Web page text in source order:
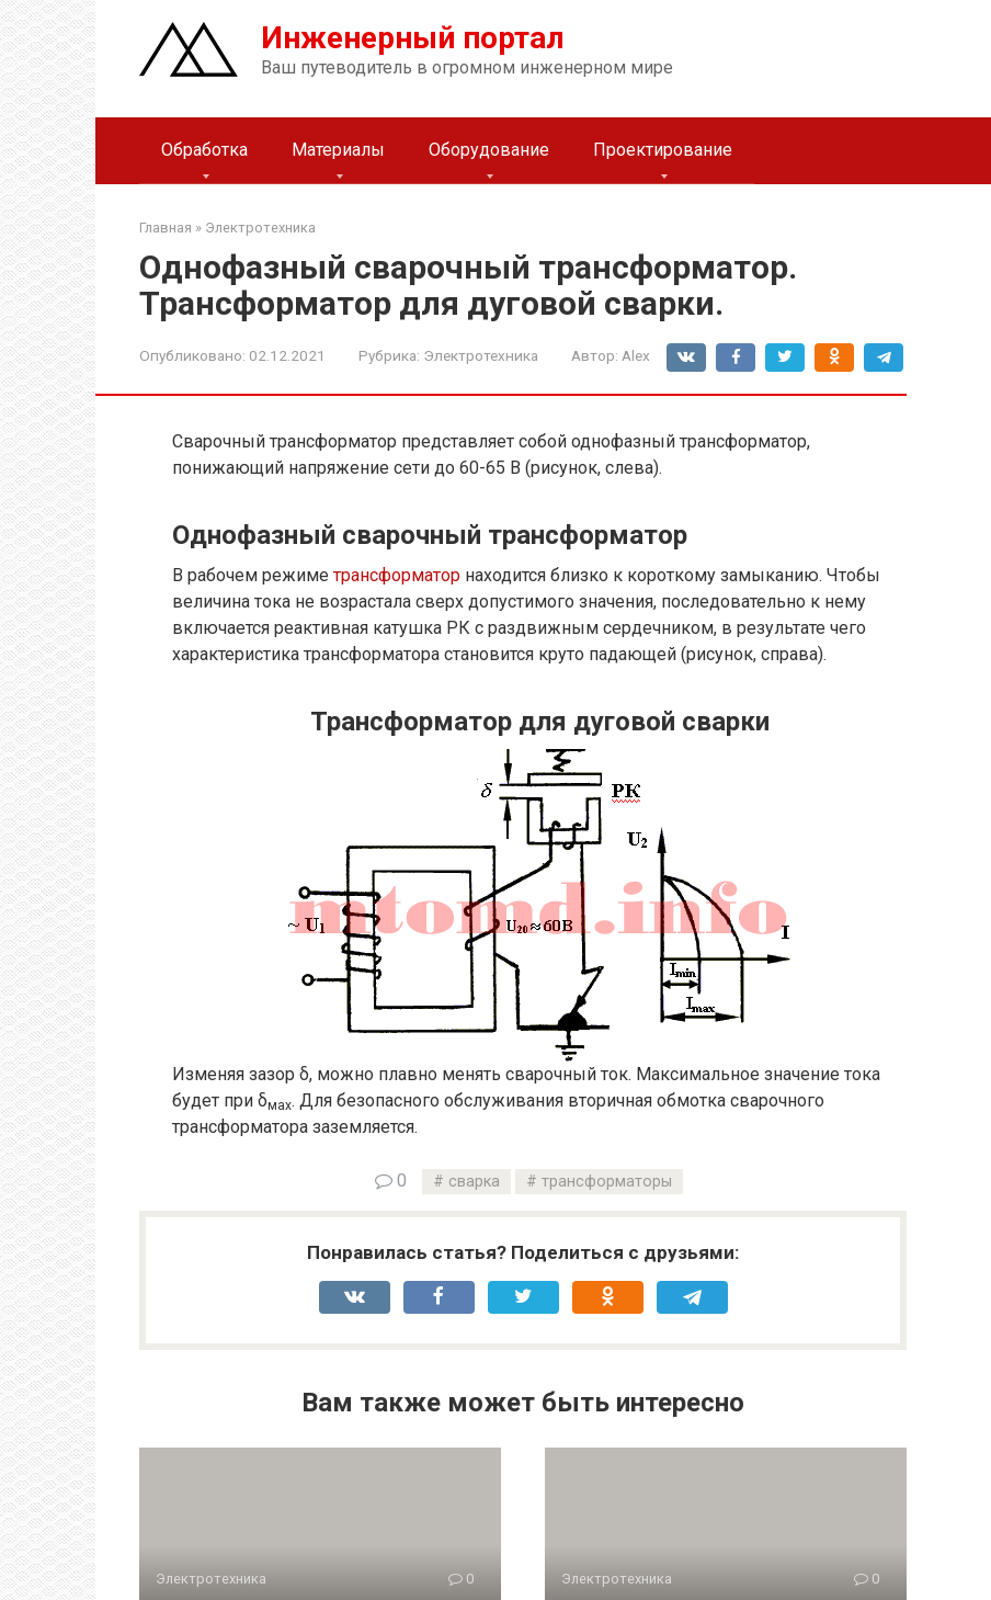
Перейти
к
контенту
Инженерный портал
Ваш путеводитель в огромном инженерном мире
Обработка Материалы Оборудование Проектирование
Главная » Электротехника
Однофазный сварочный трансформатор.
Трансформатор для дуговой сварки.
Опубликовано: 02.12.2021 Рубрика: Электротехника Автор: Alex
Сварочный трансформатор представляет собой однофазный трансформатор,
понижающий напряжение сети до 60-65 В (рисунок, слева).
Однофазный сварочный трансформатор
В рабочем режиме трансформатор находится близко к короткому замыканию. Чтобы
величина тока не возрастала сверх допустимого значения, последовательно к нему
включается реактивная катушка РК с раздвижным сердечником, в результате чего
характеристика трансформатора становится круто падающей (рисунок, справа).
Трансформатор для дуговой сварки
Изменяя зазор δ, можно плавно менять сварочный ток. Максимальное значение тока
будет при δмах. Для безопасного обслуживания вторичная обмотка сварочного
трансформатора заземляется.
0 сварка трансформаторы
Понравилась статья? Поделиться с друзьями:
Вам также может быть интересно
Электротехника 0 Электротехника 0